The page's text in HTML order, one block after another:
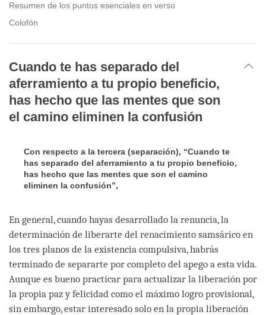
Resumen de los puntos esenciales en verso
Colofón
Cuando te has separado del
aferramiento a tu propio beneficio,
has hecho que las mentes que son
el camino eliminen la confusión
Con respecto a la tercera (separación), “Cuando te
has separado del aferramiento a tu propio beneficio,
has hecho que las mentes que son el camino
eliminen la confusión”,
En general, cuando hayas desarrollado la renuncia, la
determinación de liberarte del renacimiento samsárico en
los tres planos de la existencia compulsiva, habrás
terminado de separarte por completo del apego a esta vida.
Aunque es bueno practicar para actualizar la liberación por
la propia paz y felicidad como el máximo logro provisional,
sin embargo, estar interesado solo en la propia liberación